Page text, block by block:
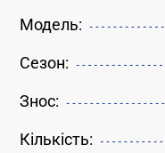
Модель:
Сезон:
Знос:
Кількість: